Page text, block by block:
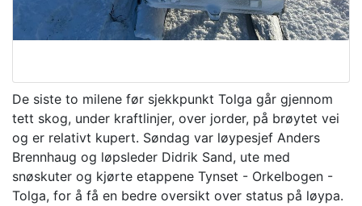
De siste to milene før sjekkpunkt Tolga går gjennom
tett skog, under kraftlinjer, over jorder, på brøytet vei
og er relativt kupert. Søndag var løypesjef Anders
Brennhaug og løpsleder Didrik Sand, ute med
snøskuter og kjørte etappene Tynset - Orkelbogen -
Tolga, for å få en bedre oversikt over status på løypa.